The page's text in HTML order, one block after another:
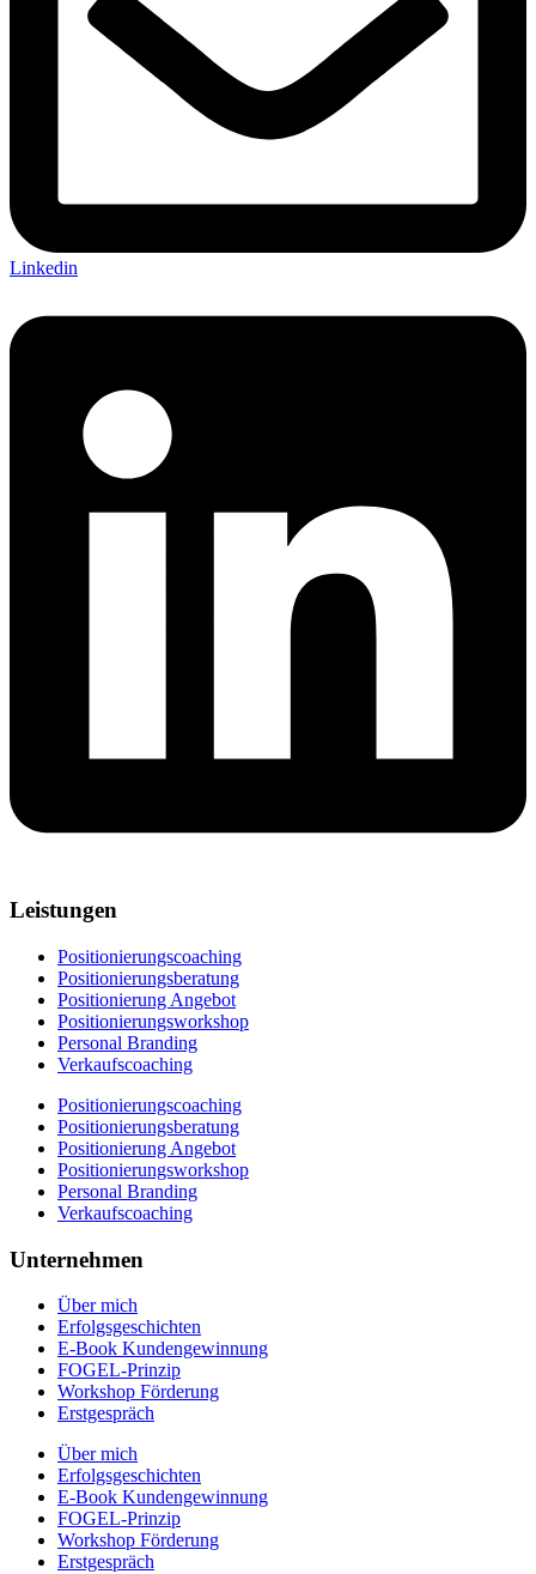
Linkedin
Leistungen
Positionierungscoaching
Positionierungsberatung
Positionierung Angebot
Positionierungsworkshop
Personal Branding
Verkaufscoaching
Positionierungscoaching
Positionierungsberatung
Positionierung Angebot
Positionierungsworkshop
Personal Branding
Verkaufscoaching
Unternehmen
Über mich
Erfolgsgeschichten
E-Book Kundengewinnung
FOGEL-Prinzip
Workshop Förderung
Erstgespräch
Über mich
Erfolgsgeschichten
E-Book Kundengewinnung
FOGEL-Prinzip
Workshop Förderung
Erstgespräch